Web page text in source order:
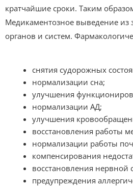
кратчайшие сроки. Таким
Медикаментозное выведение из
органов и систем.
снятия судорожных
нормализации сна;
улучшения
нормализации АД;
улучшения
восстановления работы
нормализации работы
компенсирования
восстановления нервной
предупреждения